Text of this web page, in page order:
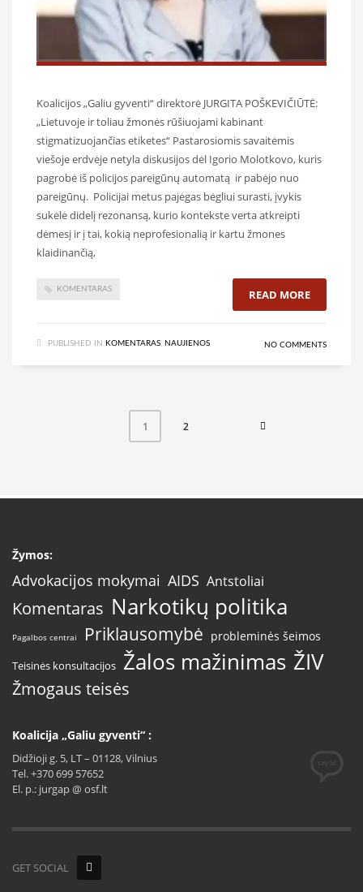
Koalicijos „Galiu gyventi“ direktorė JURGITA POŠKEVIČIŪTĖ:
„Lietuvoje ir toliau žmonės rūšiuojami kabinant
stigmatizuojančias etiketes“ Pastarosiomis savaitėmis
viešoje erdvėje netyla diskusijos dėl Igorio Molotkovo, kuris
pagrobė iš policijos pareigūnų automatą ir pabėjo nuo
pareigūnų. Policijai metus pajėgas bėgliui surasti, įvykis
sukėlė didelį rezonansą, kurio kontekste verta atkreipti
dėmesį ir į tai, kokią neprofesionalią ir kartu žmones
klaidinančią,
KOMENTARAS READ MORE
PUBLISHED IN KOMENTARAS, NAUJIENOS NO COMMENTS
1 2
Žymos:
Advokacijos mokymai AIDS Antstoliai
Komentaras Narkotikų politika
Pagalbos centrai Priklausomybė probleminės šeimos
Teisinės konsultacijos Žalos mažinimas ŽIV
Žmogaus teisės
Koalicija „Galiu gyventi“ :
Didžioji g. 5, LT – 01128, Vilnius
Tel. +370 699 57652
El. p.: jurgap @ osf.lt
GET SOCIAL